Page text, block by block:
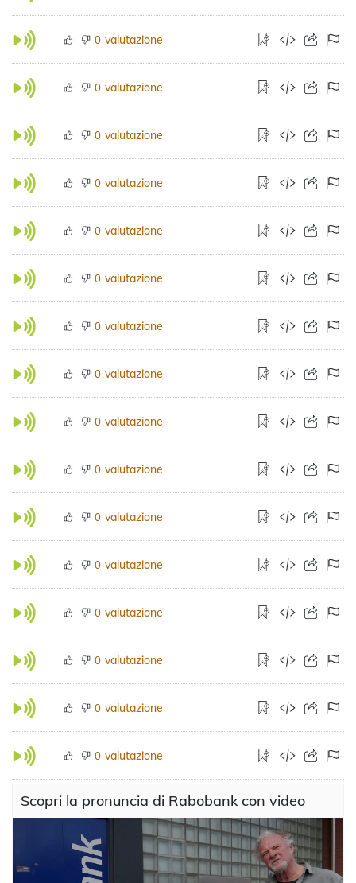
0 valutazione
0 valutazione
0 valutazione
0 valutazione
0 valutazione
0 valutazione
0 valutazione
0 valutazione
0 valutazione
0 valutazione
0 valutazione
0 valutazione
0 valutazione
0 valutazione
0 valutazione
0 valutazione
Scopri la pronuncia di Rabobank con video